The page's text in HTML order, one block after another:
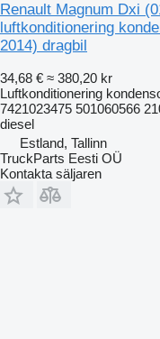
Renault Magnum Dxi
luftkonditionering
2014) dragbil
34,68 € ≈ 380,20 kr
Luftkonditionering
7421023475 501060566
diesel
Estland, Tallinn
TruckParts Eesti OÜ
Kontakta säljaren